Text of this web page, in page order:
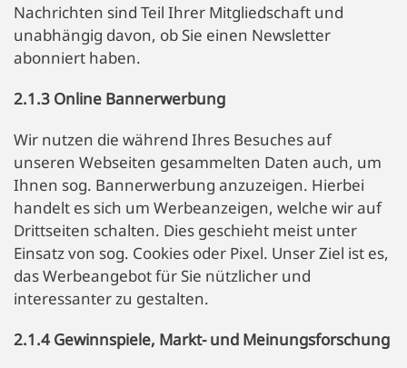
Nachrichten sind Teil Ihrer Mitgliedschaft und
unabhängig davon, ob Sie einen Newsletter
abonniert haben.
2.1.3 Online Bannerwerbung
Wir nutzen die während Ihres Besuches auf
unseren Webseiten gesammelten Daten auch, um
Ihnen sog. Bannerwerbung anzuzeigen. Hierbei
handelt es sich um Werbeanzeigen, welche wir auf
Drittseiten schalten. Dies geschieht meist unter
Einsatz von sog. Cookies oder Pixel. Unser Ziel ist es,
das Werbeangebot für Sie nützlicher und
interessanter zu gestalten.
2.1.4 Gewinnspiele, Markt- und Meinungsforschung